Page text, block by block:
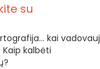
su
kai
kalbėti